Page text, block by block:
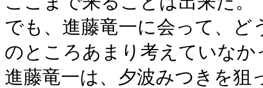
でも、進藤竜一に会って、
のところあまり考えていなか
進藤竜一は、夕波みつきを